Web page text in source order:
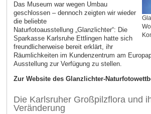
Das Museum war wegen Umbau
geschlossen – dennoch zeigten wir wieder
die beliebte
Naturfotoausstellung „Glanzlichter“: Die
Sparkasse Karlsruhe Ettlingen hatte sich
freundlicherweise bereit erklärt, ihr
Räumlichkeiten im Kundenzentrum am
Ausstellung zur Verfügung zu stellen.
Zur Website des Glanzlichter-
Die Karlsruher Großpilzflora und
Veränderung